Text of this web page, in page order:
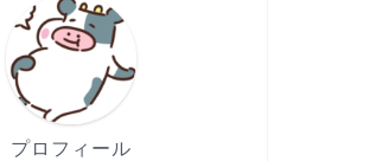
プロフィール